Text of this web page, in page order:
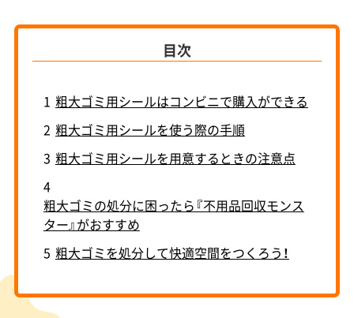
目次
1 粗大ゴミ用シールはコンビニで購入ができる
2 粗大ゴミ用シールを使う際の手順
3 粗大ゴミ用シールを用意するときの注意点
4
粗大ゴミの処分に困ったら『不用品回収モンス
ター』がおすすめ
5 粗大ゴミを処分して快適空間をつくろう！